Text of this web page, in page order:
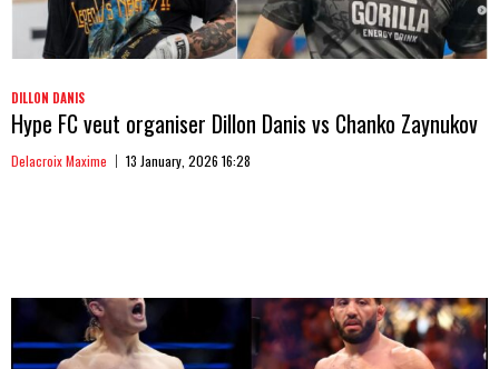
DILLON DANIS
Hype FC veut organiser Dillon Danis vs Chanko Zaynukov
Delacroix Maxime 13 January, 2026 16:28